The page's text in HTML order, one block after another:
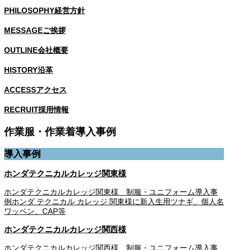
PHILOSOPHY経営方針
MESSAGEご挨拶
OUTLINE会社概要
HISTORY沿革
ACCESSアクセス
RECRUIT採用情報
作業服 ・作業着導入事例
導入事例
ホンダテクニカルカレッジ関東様
ホンダテクニカルカレッジ関東様 制服・ユニフォーム導入事
例ホンダ テクニカル カレッジ 関東様に新入生用ツナギ、個人名
ワッペン、CAP等
ホンダテクニカルカレッジ関西様
ホンダテクニカルカレッジ関西様 制服・ユニフォーム導入事